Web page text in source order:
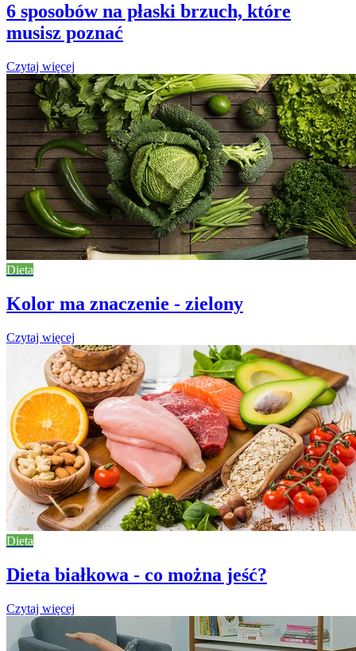
6 sposobów na płaski brzuch, które
musisz poznać
Czytaj więcej
Dieta
Kolor ma znaczenie - zielony
Czytaj więcej
Dieta
Dieta białkowa - co można jeść?
Czytaj więcej